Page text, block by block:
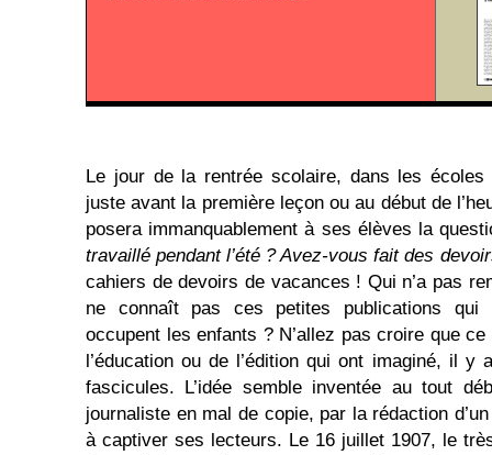
Le jour de la rentrée scolaire, dans les
juste avant la première leçon ou au début de
posera immanquablement à ses élèves la
travaillé pendant l’été ? Avez-vous fait des
cahiers de devoirs de vacances ! Qui n’a pas
ne connaît pas ces petites publications qui
occupent les enfants ? N’allez pas croire que
l’éducation ou de l’édition qui ont imaginé, il y
fascicules. L’idée semble inventée au tout
journaliste en mal de copie, par la rédaction
à captiver ses lecteurs. Le 16 juillet 1907, le